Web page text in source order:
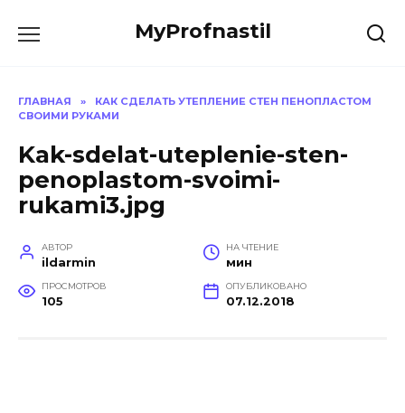
MyProfnastil
ГЛАВНАЯ »
КАК СДЕЛАТЬ УТЕПЛЕНИЕ СТЕН ПЕНОПЛАСТОМ
СВОИМИ РУКАМИ
Kak-sdelat-uteplenie-sten-
penoplastom-svoimi-
rukami3.jpg
АВТОР
ildarmin
НА ЧТЕНИЕ
мин
ПРОСМОТРОВ
105
ОПУБЛИКОВАНО
07.12.2018